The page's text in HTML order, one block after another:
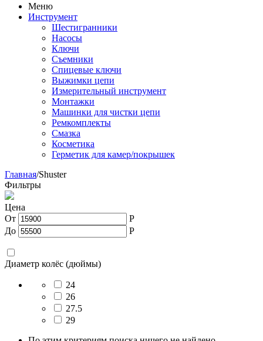
Меню
Инструмент
Шестигранники
Насосы
Ключи
Съемники
Спицевые ключи
Выжимки цепи
Измерительный инструмент
Монтажки
Машинки для чистки цепи
Ремкомплекты
Смазка
Косметика
Герметик для камер/покрышек
Главная/Shuster
Фильтры
Цена
От
Р
До
Р
Диаметр колёс (дюймы)
24
26
27.5
29